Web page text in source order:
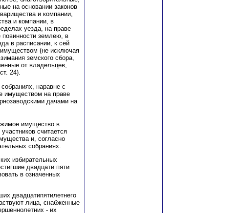
на основании законов
и компании,
и компании, в
уезда, на праве
землею, в
в расписании, к сей
(не исключая
земского сбора,
от владельцев,
24).
наравне с
имуществом на праве
дачами на
имущество в
считается
и, согласно
собраниях.
избирательных
двадцати пяти
в означенных
двадцатипятилетнего
лица, снабженные
- их